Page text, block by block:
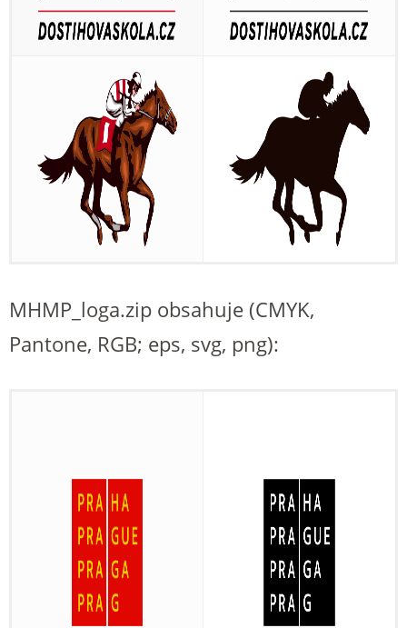
MHMP_loga.zip obsahuje (CMYK,
Pantone, RGB; eps, svg, png):